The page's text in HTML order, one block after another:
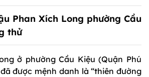
Phan Xích Long phường Cầu
thử
ở phường Cầu Kiệu (Quận Phú
được mệnh danh là “thiên đường